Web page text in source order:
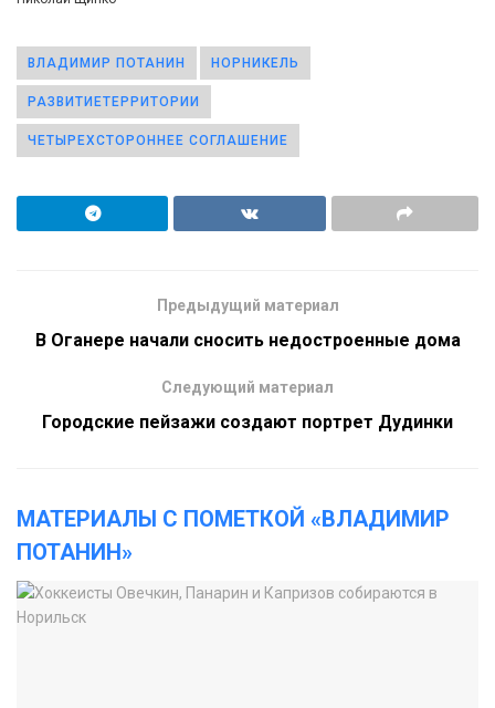
ВЛАДИМИР ПОТАНИН НОРНИКЕЛЬ
РАЗВИТИЕТЕРРИТОРИИ
ЧЕТЫРЕХСТОРОННЕЕ СОГЛАШЕНИЕ
Предыдущий материал
В Оганере начали сносить недостроенные дома
Следующий материал
Городские пейзажи создают портрет Дудинки
МАТЕРИАЛЫ С ПОМЕТКОЙ «ВЛАДИМИР
ПОТАНИН»